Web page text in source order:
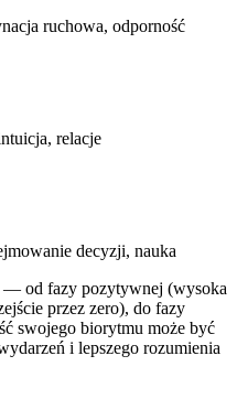
ruchowa, odporność
relacje
decyzji, nauka
— od fazy pozytywnej (wysoka
przez zero), do fazy
swojego biorytmu może być
i lepszego rozumienia